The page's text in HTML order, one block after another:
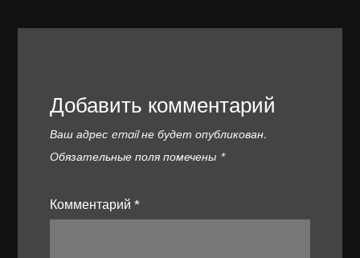
Добавить комментарий
Ваш адрес email не будет опубликован.
Обязательные поля помечены *
Комментарий*